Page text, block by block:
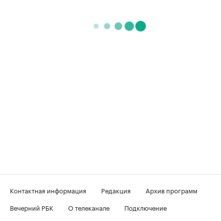
Контактная информация Редакция
Архив программ
Вечерний РБК
О телеканале
Подключение